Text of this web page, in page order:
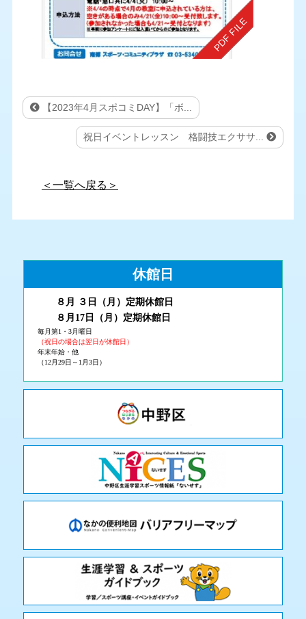
【2023年4月スポコミDAY】「ボ...
祝日イベントレッスン 格闘技エクササ...
＜一覧へ戻る＞
休館日
８月 ３ 日（月 ） 定期休館日
８月17日（月 ）定期休館日
毎月第1・3月曜日
（祝日の場合は翌日が休館日）
年末年始・他
（12月29日～1月3日）